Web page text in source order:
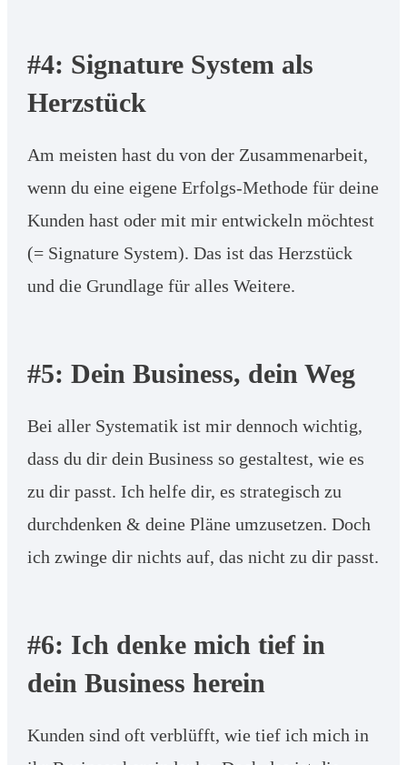
#4: Signature System als
Herzstück
Am meisten hast du von der Zusammenarbeit,
wenn du eine eigene Erfolgs-Methode für deine
Kunden hast oder mit mir entwickeln möchtest
(= Signature System). Das ist das Herzstück
und die Grundlage für alles Weitere.
#5: Dein Business, dein Weg
Bei aller Systematik ist mir dennoch wichtig,
dass du dir dein Business so gestaltest, wie es
zu dir passt. Ich helfe dir, es strategisch zu
durchdenken & deine Pläne umzusetzen. Doch
ich zwinge dir nichts auf, das nicht zu dir passt.
#6: Ich denke mich tief in
dein Business herein
Kunden sind oft verblüfft, wie tief ich mich in